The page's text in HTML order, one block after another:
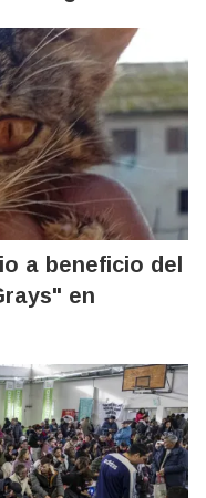
a beneficio del
en